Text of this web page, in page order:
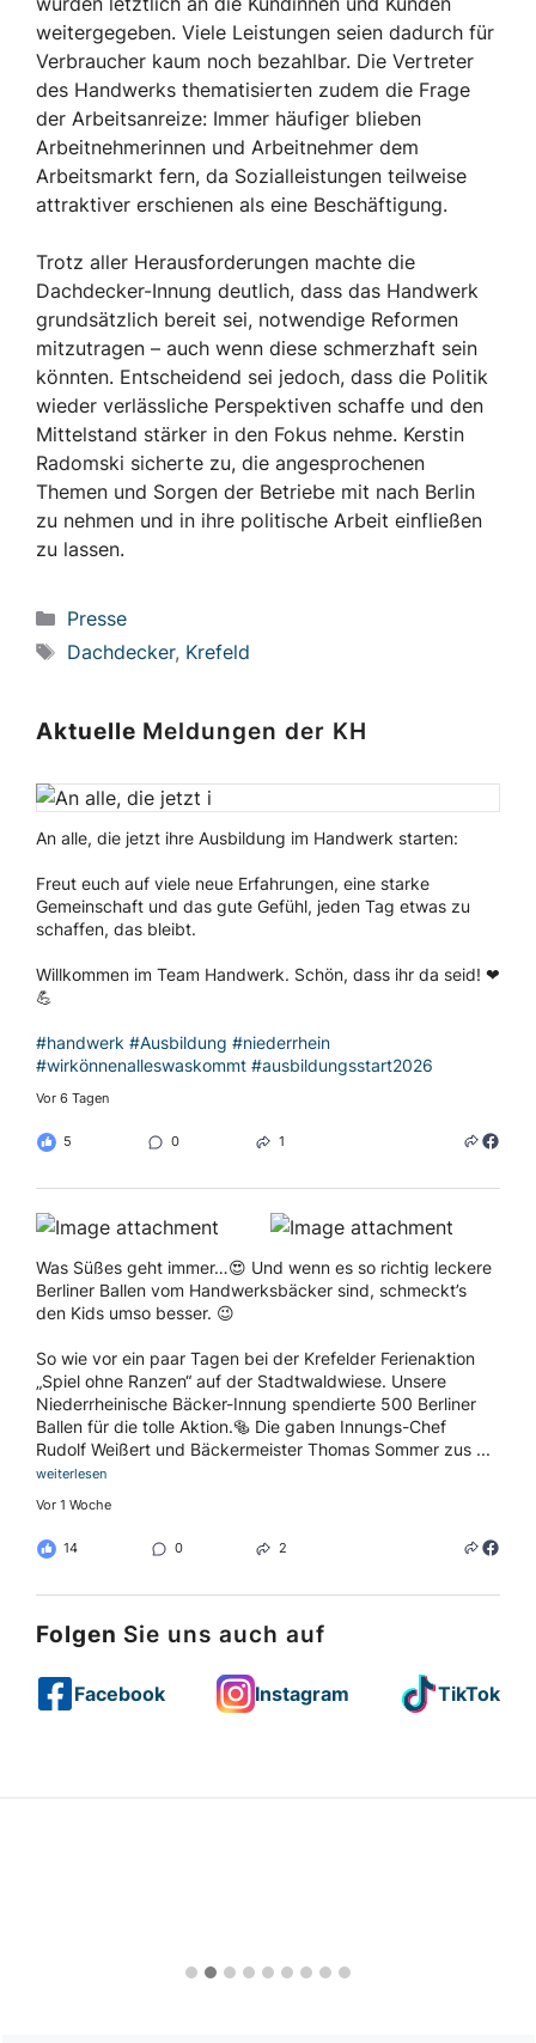
weitergegeben. Viele Leistungen seien dadurch für
Verbraucher kaum noch bezahlbar. Die Vertreter
des Handwerks thematisierten zudem die Frage
der Arbeitsanreize: Immer häufiger blieben
Arbeitnehmerinnen und Arbeitnehmer dem
Arbeitsmarkt fern, da Sozialleistungen teilweise
attraktiver erschienen als eine Beschäftigung.
Trotz aller Herausforderungen machte die
Dachdecker-Innung deutlich, dass das Handwerk
grundsätzlich bereit sei, notwendige Reformen
mitzutragen – auch wenn diese schmerzhaft sein
könnten. Entscheidend sei jedoch, dass die Politik
wieder verlässliche Perspektiven schaffe und den
Mittelstand stärker in den Fokus nehme. Kerstin
Radomski sicherte zu, die angesprochenen
Themen und Sorgen der Betriebe mit nach Berlin
zu nehmen und in ihre politische Arbeit einfließen
zu lassen.
Kategorien
Presse
Schlagwörter
Dachdecker, Krefeld
Aktuelle Meldungen der KH
An alle, die jetzt ihre Ausbildung im Handwerk starten:
Freut euch auf viele neue Erfahrungen, eine starke
Gemeinschaft und das gute Gefühl, jeden Tag etwas zu
schaffen, das bleibt.
Willkommen im Team Handwerk. Schön, dass ihr da seid! ❤
💪
#handwerk #Ausbildung #niederrhein
#wirkönnenalleswaskommt #ausbildungsstart2026
Vor 6 Tagen
5 0 1
Was Süßes geht immer…😍 Und wenn es so richtig leckere
Berliner Ballen vom Handwerksbäcker sind, schmeckt’s
den Kids umso besser. 😉
So wie vor ein paar Tagen bei der Krefelder Ferienaktion
„Spiel ohne Ranzen“ auf der Stadtwaldwiese. Unsere
Niederrheinische Bäcker-Innung spendierte 500 Berliner
Ballen für die tolle Aktion.🥯 Die gaben Innungs-Chef
Rudolf Weißert und Bäckermeister Thomas Sommer zus ...
weiterlesen
Vor 1 Woche
14 0 2
Folgen Sie uns auch auf
Facebook Instagram TikTok